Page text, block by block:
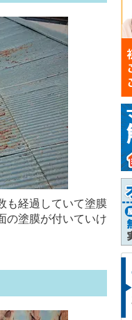
も経過していて塗膜
の塗膜が付いていけ